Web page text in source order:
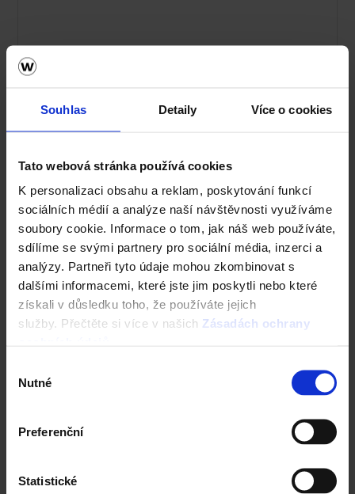
Souhlas Detaily Více o cookies
Tato webová stránka používá cookies
K personalizaci obsahu a reklam, poskytování funkcí
sociálních médií a analýze naší návštěvnosti využíváme
soubory cookie. Informace o tom, jak náš web používáte,
sdílíme se svými partnery pro sociální média, inzerci a
analýzy. Partneři tyto údaje mohou zkombinovat s
dalšími informacemi, které jste jim poskytli nebo které
získali v důsledku toho, že používáte jejich
služby. Přečtěte si více v našich Zásadách ochrany
souhlasu
Nutné
Preferenční
Statistické
40 typových projektů rodinných domů e4
dům od wienerbergeru
Veškeré projekty splňují pravidla a normy
vyžadované Evropskou unií (EU) po roce
2020.
Kompletní projektová dokumentace pro
váš rodinný dům. Od stavebního povolení
a realizace včetně kolaudace.
Energetický průkaz budovy
(PENB) ✅zdarma.